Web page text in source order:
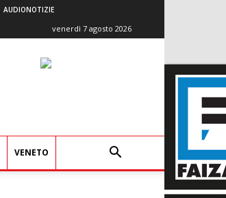
AUDIONOTIZIE
venerdì 7 agosto 2026
VENETO